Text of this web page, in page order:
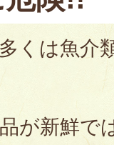
くは魚介
が新鮮で